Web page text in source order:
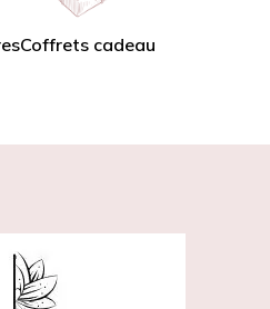
Coffrets cadeau